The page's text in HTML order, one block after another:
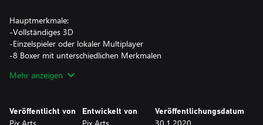
Hauptmerkmale:
-Vollständiges 3D
-Einzelspieler oder lokaler Multiplayer
-8 Boxer mit unterschiedlichen Merkmalen
-Realistische Boxgeräusche
Mehr anzeigen
Veröffentlicht von Entwickelt von Veröffentlichungsdatum